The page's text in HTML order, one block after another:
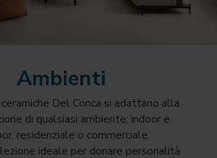
Ambienti
Del Conca si adattano alla
di qualsiasi ambiente: indoor e
residenziale o commerciale.
ideale per donare personalità